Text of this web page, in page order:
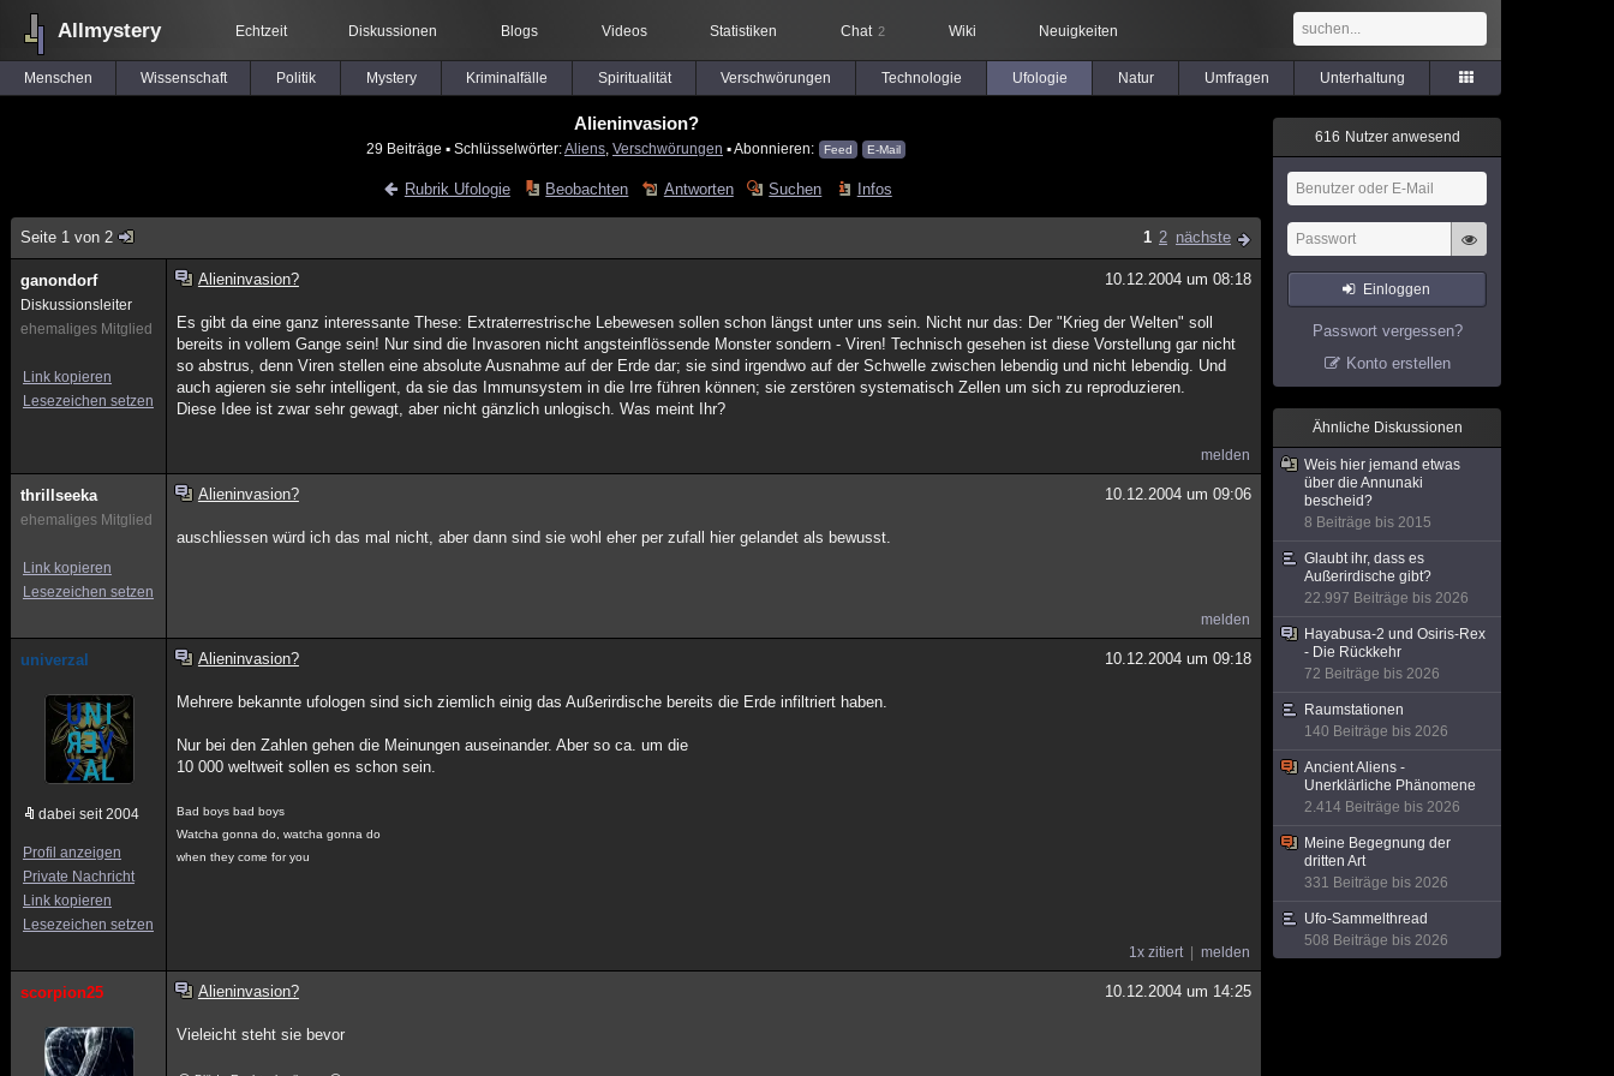
Allmystery Echtzeit Diskussionen Blogs Videos Statistiken Chat 2 Wiki Neuigkeiten
Menschen Wissenschaft Politik Mystery Kriminalfälle Spiritualität Verschwörungen Technologie Ufologie Natur Umfragen Unterhaltung
Alieninvasion?
29 Beiträge ▪ Schlüsselwörter:Aliens Verschwörungen ▪ Abonnieren: Feed E-Mail
Rubrik Ufologie Beobachten Antworten Suchen Infos
Seite 1 von 2 1 2 nächste
ganondorf
Diskussionsleiter
ehemaliges Mitglied
Link kopieren
Lesezeichen setzen
Alieninvasion? 10.12.2004 um 08:18
Es gibt da eine ganz interessante These: Extraterrestrische Lebewesen sollen schon längst unter uns sein. Nicht nur das: Der "Krieg der Welten" soll
bereits in vollem Gange sein! Nur sind die Invasoren nicht angsteinflössende Monster sondern - Viren! Technisch gesehen ist diese Vorstellung gar nicht
so abstrus, denn Viren stellen eine absolute Ausnahme auf der Erde dar; sie sind irgendwo auf der Schwelle zwischen lebendig und nicht lebendig. Und
auch agieren sie sehr intelligent, da sie das Immunsystem in die Irre führen können; sie zerstören systematisch Zellen um sich zu reproduzieren.
Diese Idee ist zwar sehr gewagt, aber nicht gänzlich unlogisch. Was meint Ihr?
melden
thrillseeka
ehemaliges Mitglied
Link kopieren
Lesezeichen setzen
Alieninvasion? 10.12.2004 um 09:06
auschliessen würd ich das mal nicht, aber dann sind sie wohl eher per zufall hier gelandet als bewusst.
melden
univerzal
dabei seit 2004
Profil anzeigen
Private Nachricht
Link kopieren
Lesezeichen setzen
Alieninvasion? 10.12.2004 um 09:18
Mehrere bekannte ufologen sind sich ziemlich einig das Außerirdische bereits die Erde infiltriert haben.
Nur bei den Zahlen gehen die Meinungen auseinander. Aber so ca. um die
10 000 weltweit sollen es schon sein.
Bad boys bad boys
Watcha gonna do, watcha gonna do
when they come for you
1x zitiert melden
scorpion25 Alieninvasion? 10.12.2004 um 14:25
Vieleicht steht sie bevor
616 Nutzer anwesend
Einloggen
Passwort vergessen?
Konto erstellen
Ähnliche Diskussionen
Weis hier jemand etwas
über die Annunaki
bescheid?
8 Beiträge bis 2015
Glaubt ihr, dass es
Außerirdische gibt?
22.997 Beiträge bis 2026
Hayabusa-2 und Osiris-Rex
- Die Rückkehr
72 Beiträge bis 2026
Raumstationen
140 Beiträge bis 2026
Ancient Aliens -
Unerklärliche Phänomene
2.414 Beiträge bis 2026
Meine Begegnung der
dritten Art
331 Beiträge bis 2026
Ufo-Sammelthread
508 Beiträge bis 2026